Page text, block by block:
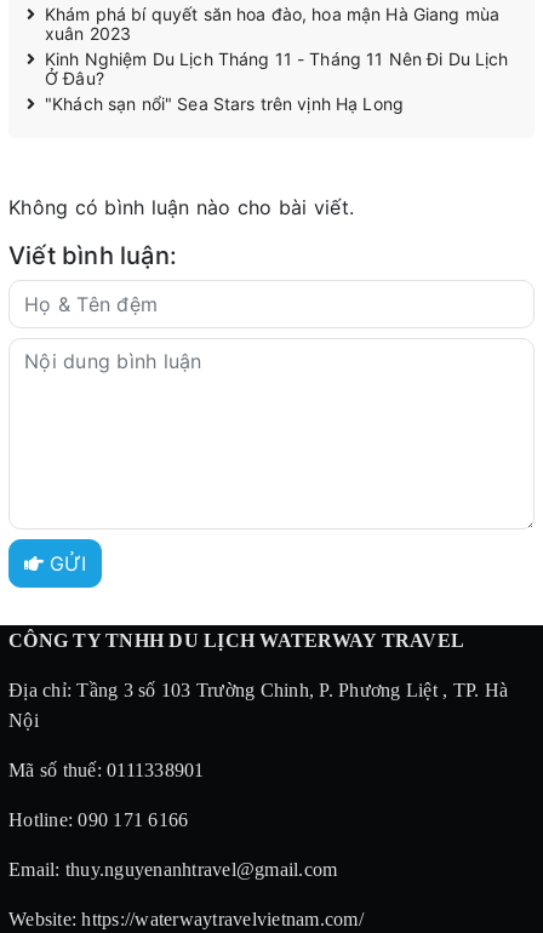
Khám phá bí quyết săn hoa đào, hoa mận Hà Giang mùa
xuân 2023
Kinh Nghiệm Du Lịch Tháng 11 - Tháng 11 Nên Đi Du Lịch
Ở Đâu?
"Khách sạn nổi" Sea Stars trên vịnh Hạ Long
Không có bình luận nào cho bài viết.
Viết bình luận:
GỬI
CÔNG TY TNHH DU LỊCH WATERWAY TRAVEL
Địa chỉ: Tầng 3 số 103 Trường Chinh, P. Phương Liệt , TP. Hà
Nội
Mã số thuế: 0111338901
Hotline: 090 171 6166
Email: thuy.nguyenanhtravel@gmail.com
Website: https://waterwaytravelvietnam.com/